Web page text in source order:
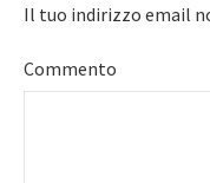
Il tuo indirizzo email
Commento